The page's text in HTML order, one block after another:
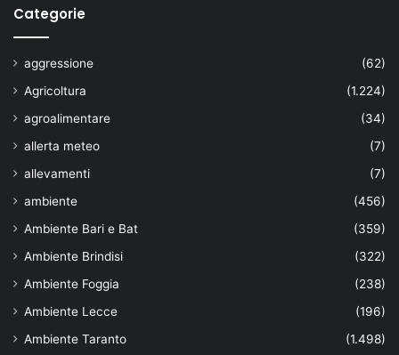
Categorie
aggressione
(62)
Agricoltura
(1.224)
agroalimentare
(34)
allerta meteo
(7)
allevamenti
(7)
ambiente
(456)
Ambiente Bari e Bat
(359)
Ambiente Brindisi
(322)
Ambiente Foggia
(238)
Ambiente Lecce
(196)
Ambiente Taranto
(1.498)